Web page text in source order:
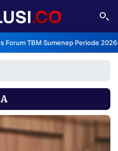
Forum TBM Sumenep Periode